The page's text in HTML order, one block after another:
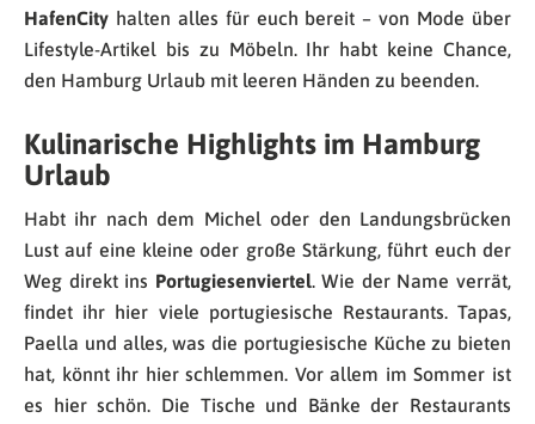
HafenCity halten alles für euch bereit – von Mode über
Lifestyle-Artikel bis zu Möbeln. Ihr habt keine Chance,
den Hamburg Urlaub mit leeren Händen zu beenden.
Kulinarische Highlights im Hamburg
Urlaub
Habt ihr nach dem Michel oder den Landungsbrücken
Lust auf eine kleine oder große Stärkung, führt euch der
Weg direkt ins Portugiesenviertel. Wie der Name verrät,
findet ihr hier viele portugiesische Restaurants. Tapas,
Paella und alles, was die portugiesische Küche zu bieten
hat, könnt ihr hier schlemmen. Vor allem im Sommer ist
es hier schön. Die Tische und Bänke der Restaurants